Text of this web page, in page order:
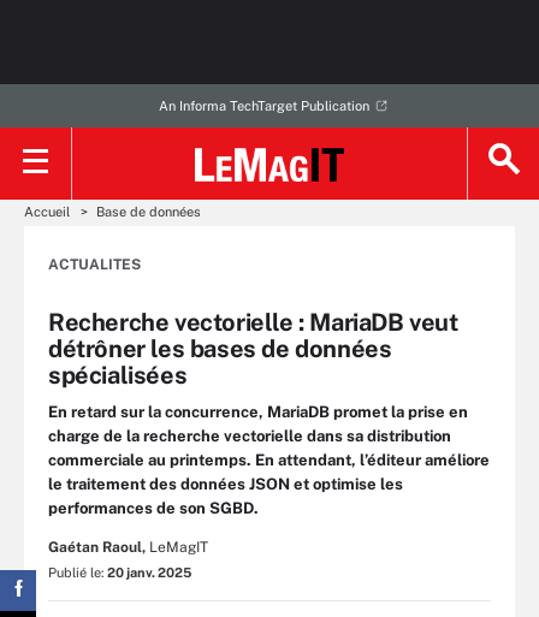
An Informa TechTarget Publication
Accueil Base de données
ACTUALITES
Recherche vectorielle : MariaDB veut
détrôner les bases de données
spécialisées
En retard sur la concurrence, MariaDB promet la prise en
charge de la recherche vectorielle dans sa distribution
commerciale au printemps. En attendant, l’éditeur améliore
le traitement des données JSON et optimise les
performances de son SGBD.
Gaétan Raoul, LeMagIT
Publié le: 20 janv. 2025